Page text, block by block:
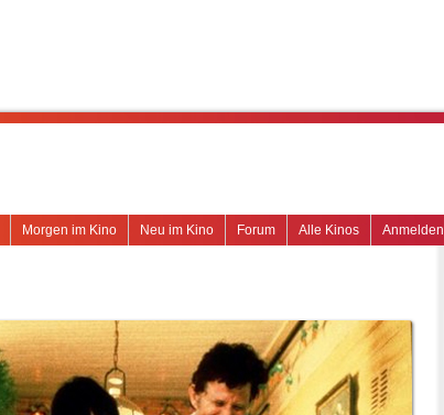
Anmelden
Alle Kinos
Forum
Neu im Kino
Morgen im Kino